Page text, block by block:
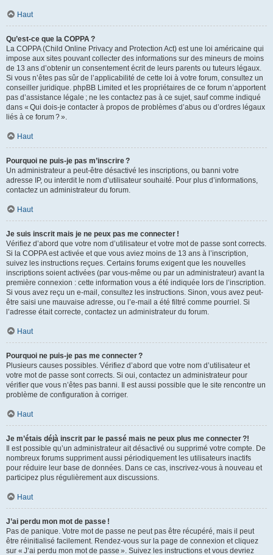
Haut
Qu’est-ce que la COPPA ?
La COPPA (Child Online Privacy and Protection Act) est une loi américaine qui
impose aux sites pouvant collecter des informations sur des mineurs de moins
de 13 ans d’obtenir un consentement écrit de leurs parents ou tuteurs légaux.
Si vous n’êtes pas sûr de l’applicabilité de cette loi à votre forum, consultez un
conseiller juridique. phpBB Limited et les propriétaires de ce forum n’apportent
pas d’assistance légale ; ne les contactez pas à ce sujet, sauf comme indiqué
dans « Qui dois-je contacter à propos de problèmes d’abus ou d’ordres légaux
liés à ce forum ? ».
Haut
Pourquoi ne puis-je pas m’inscrire ?
Un administrateur a peut-être désactivé les inscriptions, ou banni votre
adresse IP, ou interdit le nom d’utilisateur souhaité. Pour plus d’informations,
contactez un administrateur du forum.
Haut
Je suis inscrit mais je ne peux pas me connecter !
Vérifiez d’abord que votre nom d’utilisateur et votre mot de passe sont corrects.
Si la COPPA est activée et que vous aviez moins de 13 ans à l’inscription,
suivez les instructions reçues. Certains forums exigent que les nouvelles
inscriptions soient activées (par vous-même ou par un administrateur) avant la
première connexion : cette information vous a été indiquée lors de l’inscription.
Si vous avez reçu un e-mail, consultez les instructions. Sinon, vous avez peut-
être saisi une mauvaise adresse, ou l’e-mail a été filtré comme pourriel. Si
l’adresse était correcte, contactez un administrateur du forum.
Haut
Pourquoi ne puis-je pas me connecter ?
Plusieurs causes possibles. Vérifiez d’abord que votre nom d’utilisateur et
votre mot de passe sont corrects. Si oui, contactez un administrateur pour
vérifier que vous n’êtes pas banni. Il est aussi possible que le site rencontre un
problème de configuration à corriger.
Haut
Je m’étais déjà inscrit par le passé mais ne peux plus me connecter ?!
Il est possible qu’un administrateur ait désactivé ou supprimé votre compte. De
nombreux forums suppriment aussi périodiquement les utilisateurs inactifs
pour réduire leur base de données. Dans ce cas, inscrivez-vous à nouveau et
participez plus régulièrement aux discussions.
Haut
J’ai perdu mon mot de passe !
Pas de panique. Votre mot de passe ne peut pas être récupéré, mais il peut
être réinitialisé facilement. Rendez-vous sur la page de connexion et cliquez
sur « J’ai perdu mon mot de passe ». Suivez les instructions et vous devriez